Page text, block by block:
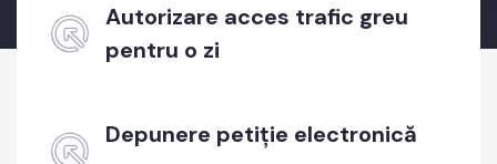
Autorizare acces trafic greu
pentru o zi
Depunere petiție electronică